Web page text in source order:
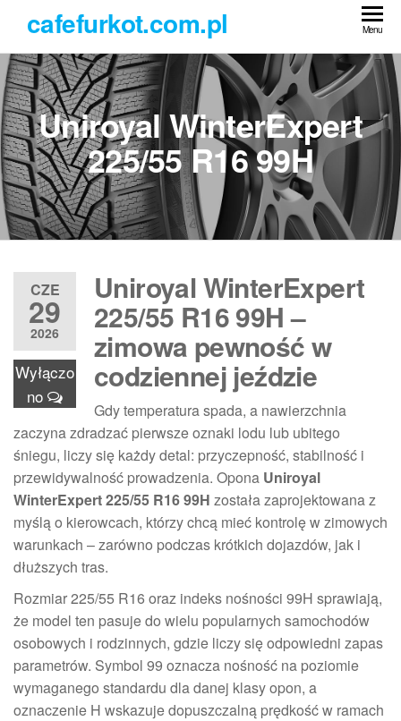
treści
cafefurkot.com.pl Menu
Uniroyal WinterExpert
225/55 R16 99H
CZE
29
2026
Wyłączo
no
Uniroyal WinterExpert
225/55 R16 99H –
zimowa pewność w
codziennej jeździe
Gdy temperatura spada, a nawierzchnia
zaczyna zdradzać pierwsze oznaki lodu lub ubitego
śniegu, liczy się każdy detal: przyczepność, stabilność i
przewidywalność prowadzenia. Opona Uniroyal
WinterExpert 225/55 R16 99H została zaprojektowana z
myślą o kierowcach, którzy chcą mieć kontrolę w zimowych
warunkach – zarówno podczas krótkich dojazdów, jak i
dłuższych tras.
Rozmiar 225/55 R16 oraz indeks nośności 99H sprawiają,
że model ten pasuje do wielu popularnych samochodów
osobowych i rodzinnych, gdzie liczy się odpowiedni zapas
parametrów. Symbol 99 oznacza nośność na poziomie
wymaganego standardu dla danej klasy opon, a
oznaczenie H wskazuje dopuszczalną prędkość w ramach